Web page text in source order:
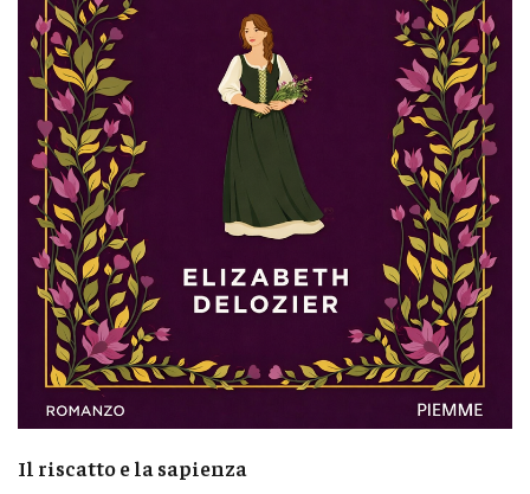
Il riscatto e la sapienza